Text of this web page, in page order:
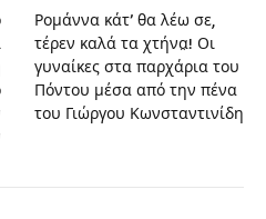
Ρομάννα κάτ’ θα λέω σε,
τέρεν καλά τα χτήνα̤! Οι
γυναίκες στα παρχάρια του
Πόντου μέσα από την πένα
του Γιώργου Κωνσταντινίδη